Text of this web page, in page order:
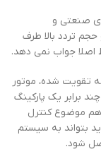
صنعتی و
تردد بالا طرف
اصلا جواب نمی دهد.
تقویت شده، موتور
برابر یک پارکینگ
هم موضوع کنترل
بتواند به سیستم
شود.